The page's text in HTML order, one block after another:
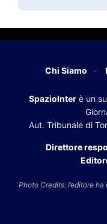
Chi Siamo
SpazioInter è un
Aut. Tribunale di
Direttore
Photo Credits: l’editore